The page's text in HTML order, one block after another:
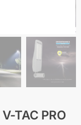
TAC PRO